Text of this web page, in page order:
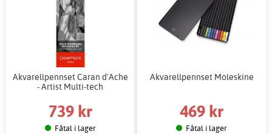
Akvarellpennset Caran d'Ache
- Artist Multi-tech
739 kr
Fåtal i lager
Akvarellpennset Moleskine
469 kr
Fåtal i lager